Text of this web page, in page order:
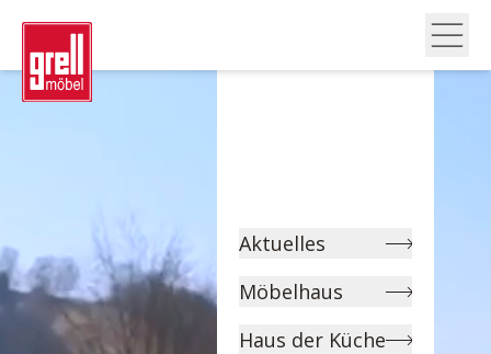
Aktuelles
Möbelhaus
Haus der Küche